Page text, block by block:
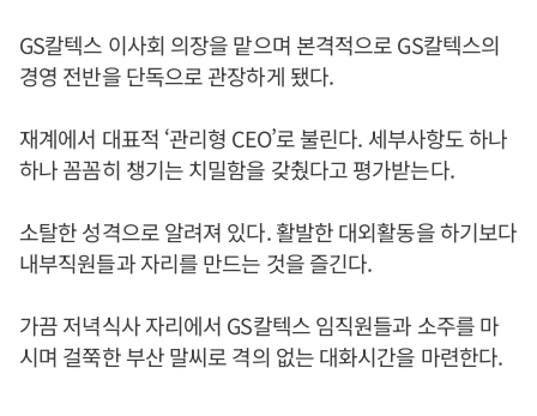
GS칼텍스 이사회 의장을 맡으며 본격적으로 GS칼텍스의
경영 전반을 단독으로 관장하게 됐다.
재계에서 대표적 ‘관리형 CEO’로 불린다. 세부사항도 하나
하나 꼼꼼히 챙기는 치밀함을 갖췄다고 평가받는다.
소탈한 성격으로 알려져 있다. 활발한 대외활동을 하기보다
내부직원들과 자리를 만드는 것을 즐긴다.
가끔 저녁식사 자리에서 GS칼텍스 임직원들과 소주를 마
시며 걸쭉한 부산 말씨로 격의 없는 대화시간을 마련한다.